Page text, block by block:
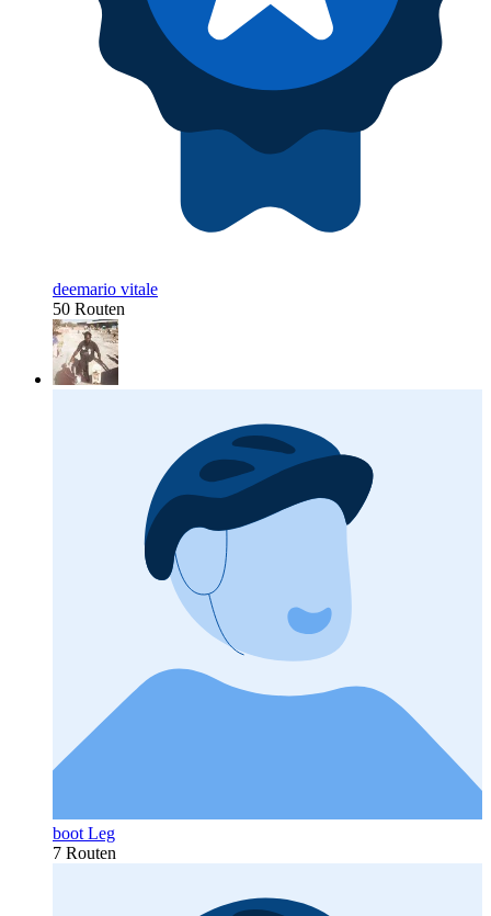
deemario vitale
50 Routen
boot Leg
7 Routen